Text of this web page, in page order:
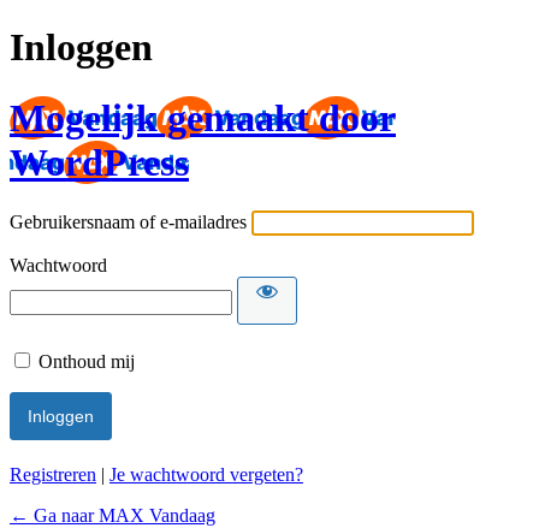
Inloggen
Mogelijk gemaakt door
WordPress
Gebruikersnaam of e-mailadres
Wachtwoord
Onthoud mij
Registreren | Je wachtwoord vergeten?
← Ga naar MAX Vandaag